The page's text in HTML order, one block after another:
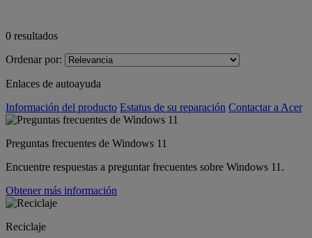
0 resultados
Ordenar por:
Enlaces de autoayuda
Información del producto Estatus de su reparación Contactar a Acer
Preguntas frecuentes de Windows 11
Encuentre respuestas a preguntar frecuentes sobre Windows 11.
Obtener más información
Reciclaje